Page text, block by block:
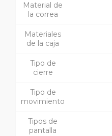
Material de
la correa
Materiales
de la caja
Tipo de
cierre
Tipo de
movimiento
Tipos de
pantalla